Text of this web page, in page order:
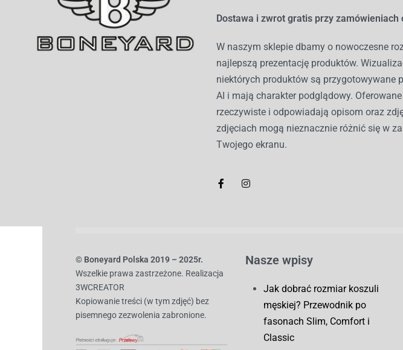
Dostawa i zwrot gratis przy zamówieniach
W naszym sklepie dbamy o nowoczesne
najlepszą prezentację produktów.
niektórych produktów są przygotowywane
AI i mają charakter podglądowy.
rzeczywiste i odpowiadają opisom oraz
zdjęciach mogą nieznacznie różnić się w
Twojego ekranu.
© Boneyard Polska 2019 – 2025r.
Wszelkie prawa zastrzeżone. Realizacja
3WCREATOR
Kopiowanie treści (w tym zdjęć) bez
pisemnego zezwolenia zabronione.
Nasze wpisy
Jak dobrać rozmiar koszuli
męskiej? Przewodnik po
fasonach Slim, Comfort i
Classic